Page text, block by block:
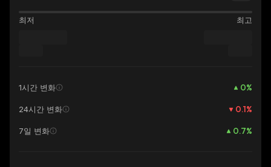
최저 최고
1시간 변화 0%
24시간 변화 0.1%
7일 변화 0.7%